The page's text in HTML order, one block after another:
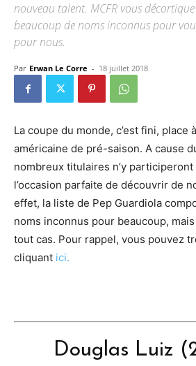
nouveau talent. MCFR vous
beaucoup de noms inconnus pour
pour nous.
Par Erwan Le Corre - 18 juillet 2018
La coupe du monde, c’est fini, place
américaine de pré-saison. A cause
nombreux titulaires n’y participeront
l’occasion parfaite de découvrir de
effet, la liste de Pep Guardiola
noms inconnus pour beaucoup,
tout cas. Pour rappel, vous pouvez
cliquant ici.
Douglas Luiz